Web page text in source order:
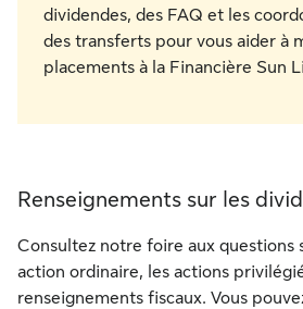
dividendes, des FAQ et les
des transferts pour vous aider à
placements à la Financière Sun
Renseignements sur les
Consultez notre foire aux questions
action ordinaire, les actions
renseignements fiscaux. Vous